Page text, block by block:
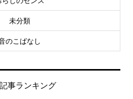
未分類
のこばなし
事ランキング